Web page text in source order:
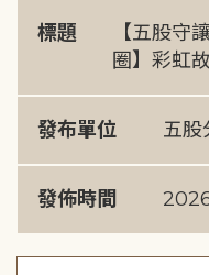
標題
【五股守
圈】彩虹
發布單位 五股
發佈時間